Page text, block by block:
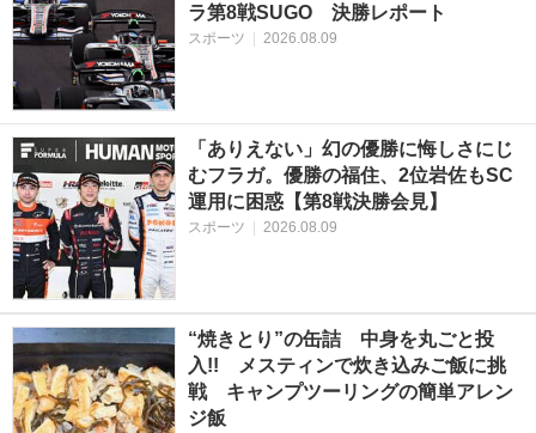
ラ第8戦SUGO 決勝レポート
スポーツ | 2026.08.09
「ありえない」幻の優勝に悔しさにじ
むフラガ。優勝の福住、2位岩佐もSC
運用に困惑【第8戦決勝会見】
スポーツ | 2026.08.09
“焼きとり”の缶詰 中身を丸ごと投
入!! メスティンで炊き込みご飯に挑
戦 キャンプツーリングの簡単アレン
ジ飯